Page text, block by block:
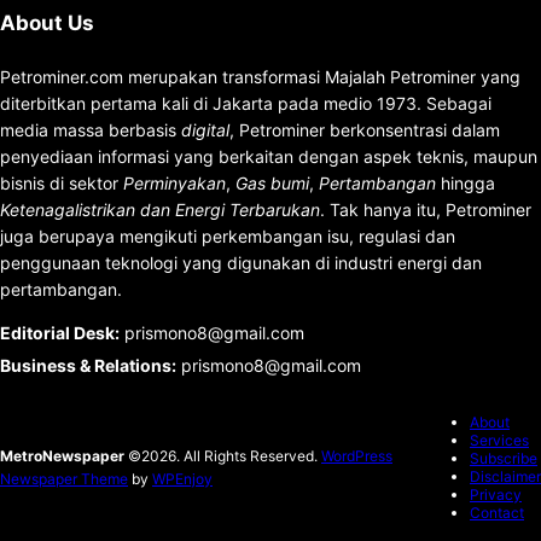
About Us
Petrominer.com merupakan transformasi Majalah Petrominer yang
diterbitkan pertama kali di Jakarta pada medio 1973. Sebagai
media massa berbasis digital, Petrominer berkonsentrasi dalam
penyediaan informasi yang berkaitan dengan aspek teknis, maupun
bisnis di sektor Perminyakan, Gas bumi, Pertambangan hingga
Ketenagalistrikan dan Energi Terbarukan. Tak hanya itu, Petrominer
juga berupaya mengikuti perkembangan isu, regulasi dan
penggunaan teknologi yang digunakan di industri energi dan
pertambangan.
Editorial Desk: prismono8@gmail.com
Business & Relations: prismono8@gmail.com
MetroNewspaper ©2026. All Rights Reserved. WordPress
Newspaper Theme by WPEnjoy
About
Services
Subscribe
Disclaimer
Privacy
Contact